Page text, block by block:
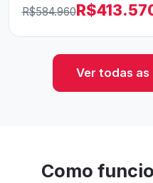
R$584.960
Ver todas as
Como